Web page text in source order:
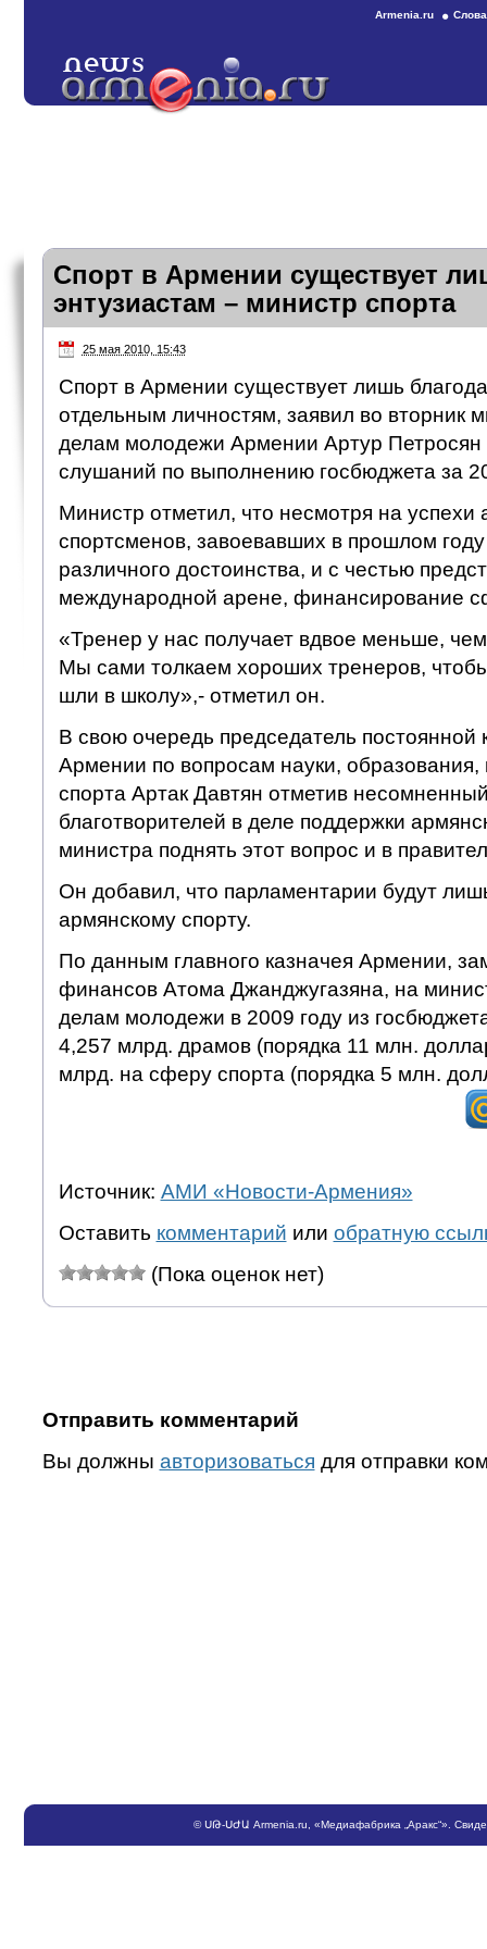
Armenia.ru
Спорт в Армении существует
энтузиастам – министр спорта
25 мая 2010, 15:43
Спорт в Армении существует лишь
отдельным личностям, заявил во вторник
делам молодежи Армении Артур Петросян
слушаний по выполнению госбюджета за
Министр отметил, что несмотря на успехи
спортсменов, завоевавших в прошлом
различного достоинства, и с честью
международной арене, финансирование
«Тренер у нас получает вдвое меньше,
Мы сами толкаем хороших тренеров,
шли в школу»,- отметил он.
В свою очередь председатель постоянной
Армении по вопросам науки,
спорта Артак Давтян отметив
благотворителей в деле поддержки
министра поднять этот вопрос и в
Он добавил, что парламентарии будут
армянскому спорту.
По данным главного казначея Армении,
финансов Атома Джанджугазяна, на
делам молодежи в 2009 году из
4,257 млрд. драмов (порядка 11 млн.
млрд. на сферу спорта (порядка 5 млн.
Источник: АМИ «Новости-Армения»
Оставить комментарий или обратную
(Пока оценок нет)
Отправить комментарий
Вы должны авторизоваться для отправки
©ՍԹ-ՍԺԱ Armenia.ru , «Медиафабрика „Аракс“».